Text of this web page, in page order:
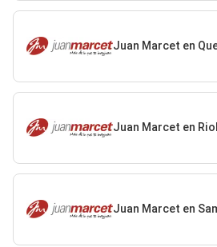
Juan Marcet en
Juan Marcet en
Juan Marcet en